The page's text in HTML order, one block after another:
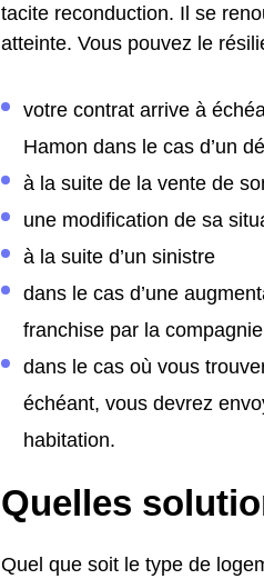
tacite reconduction. Il se
atteinte. Vous pouvez le
votre contrat arrive à
Hamon dans le cas d’un
à la suite de la vente de
une modification de sa
à la suite d’un sinistre
dans le cas d’une
franchise par la
dans le cas où vous
échéant, vous devrez
habitation.
Quelles
Quel que soit le type de